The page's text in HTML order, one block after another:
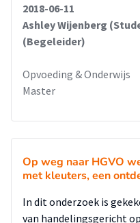
2018-06-11
Ashley Wijenberg
(Begeleider)
Opvoeding & Onderwijs
Master
Op weg naar HGVO
met kleuters, een
In dit onderzoek is
van handelingsgericht